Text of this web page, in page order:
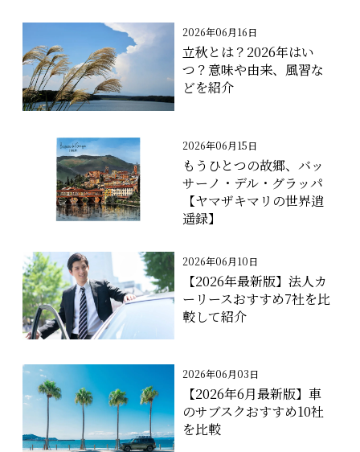
2026年06月16日
立秋とは？2026年はい
つ？意味や由来、風習な
どを紹介
2026年06月15日
もうひとつの故郷、バッ
サーノ・デル・グラッパ
【ヤマザキマリの世界逍
遥録】
2026年06月10日
【2026年最新版】法人カ
ーリースおすすめ7社を比
較して紹介
2026年06月03日
【2026年6月最新版】車
のサブスクおすすめ10社
を比較